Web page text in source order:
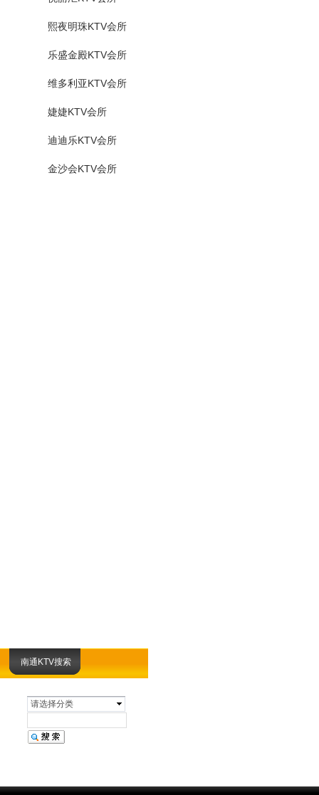
南通KTV搜索
请选择分类
熙夜明珠KTV会所
乐盛金殿KTV会所
维多利亚KTV会所
婕婕KTV会所
迪迪乐KTV会所
金沙会KTV会所